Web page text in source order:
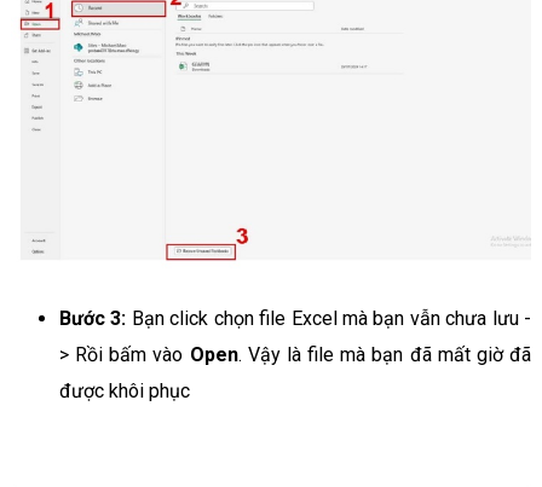
Bước 3: Bạn click chọn file Excel mà bạn vẫn chưa lưu -
> Rồi bấm vào Open. Vậy là file mà bạn đã mất giờ đã
được khôi phục